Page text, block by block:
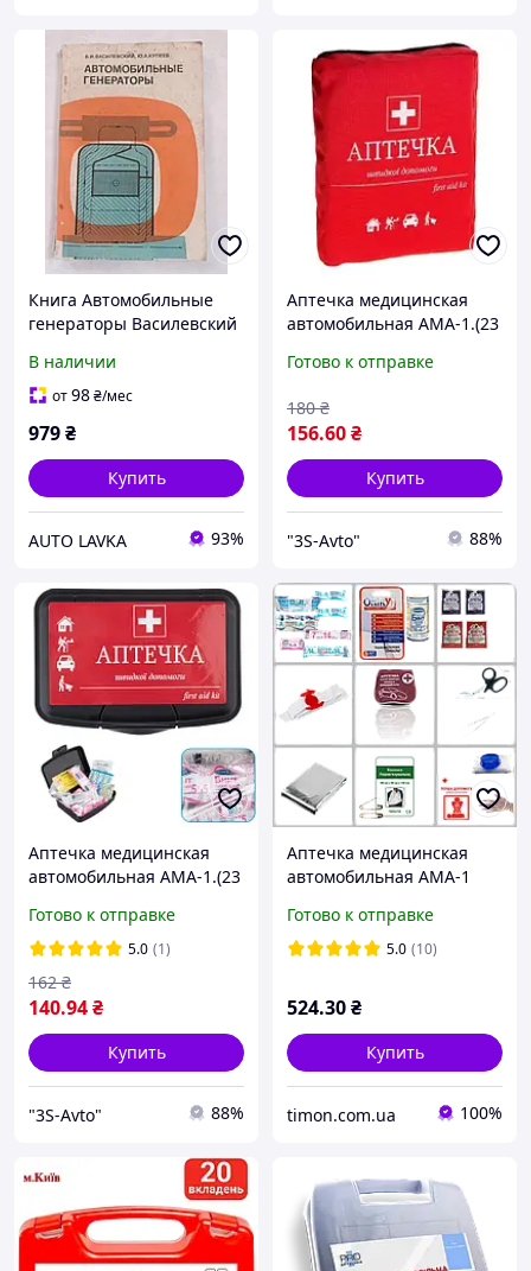
Книга Автомобильные
генераторы Василевский
Справочник Мануал
В наличии
от98₴/мес
979₴
Купить
AUTO LAVKA 93%
Аптечка медицинская
автомобильная АМА-1.(23
Готово к отправке
156.60₴
180 ₴
Купить
"3S-Avto" 88%
Аптечка медицинская
автомобильная АМА-1.(23
Готово к отправке
5.0 (1)
140.94₴
162 ₴
Купить
"3S-Avto" 88%
Аптечка медицинская
автомобильная АМА-1
Готово к отправке
5.0 (10)
524.30₴
Купить
timon.com.ua 100%